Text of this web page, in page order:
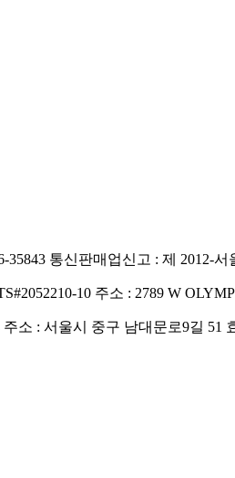
35843 통신판매업신고 : 제 2012-서
10 주소 : 2789 W
주소 : 서울시 중구 남대문로9길 51